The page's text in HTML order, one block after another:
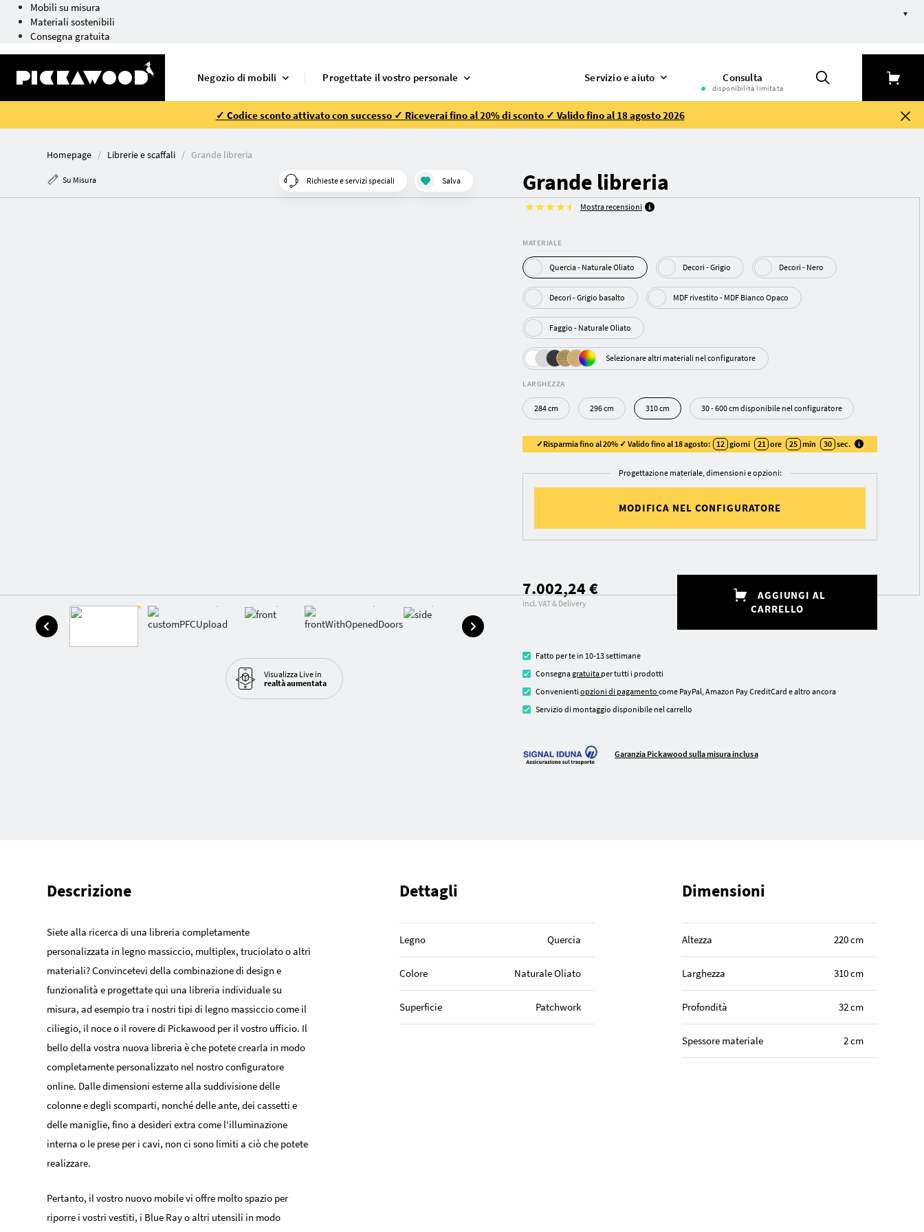
Mobili su misura
Materiali sostenibili
Consegna gratuita
Negozio di mobili Progettate il vostro personale Servizio e aiuto Consulta
disponibilità limitata
✓ Codice sconto attivato con successo ✓ Riceverai fino al 20% di sconto ✓ Valido fino al 18 agosto 2026
Homepage Librerie e scaffali Grande libreria
Su Misura Richieste e servizi speciali Salva
Visualizza Live in
realtà aumentata
Grande libreria
Mostra recensioni
MATERIALE
Quercia - Naturale Oliato Decori - Grigio Decori - Nero
Decori - Grigio basalto MDF rivestito - MDF Bianco Opaco
Faggio - Naturale Oliato
Selezionare altri materiali nel configuratore
LARGHEZZA
284 cm 296 cm 310 cm 30 - 600 cm disponibile nel configuratore
✓Risparmia fino al 20% ✓ Valido fino al 18 agosto: 12 giorni 21 ore 25 min 29 sec.
Progettazione materiale, dimensioni e opzioni:
MODIFICA NEL CONFIGURATORE
7.002,24 €
incl. VAT & Delivery
CARRELLO
Fatto per te in 10-13 settimane
Consegnagratuita per tutti i prodotti
Convenienti opzioni di pagamento come PayPal, Amazon Pay CreditCard e altro ancora
Servizio di montaggio disponibile nel carrello
Garanzia Pickawood sulla misura inclusa
Descrizione
Siete alla ricerca di una libreria completamente
personalizzata in legno massiccio, multiplex, truciolato o altri
materiali? Convincetevi della combinazione di design e
funzionalità e progettate qui una libreria individuale su
misura, ad esempio tra i nostri tipi di legno massiccio come il
ciliegio, il noce o il rovere di Pickawood per il vostro ufficio. Il
bello della vostra nuova libreria è che potete crearla in modo
completamente personalizzato nel nostro configuratore
online. Dalle dimensioni esterne alla suddivisione delle
colonne e degli scomparti, nonché delle ante, dei cassetti e
delle maniglie, fino a desideri extra come l'illuminazione
interna o le prese per i cavi, non ci sono limiti a ciò che potete
realizzare.
Pertanto, il vostro nuovo mobile vi offre molto spazio per
riporre i vostri vestiti, i Blue Ray o altri utensili in modo
Dettagli
Legno Quercia
Colore Naturale Oliato
Superficie Patchwork
Dimensioni
Altezza 220 cm
Larghezza 310 cm
Profondità 32 cm
Spessore materiale 2 cm